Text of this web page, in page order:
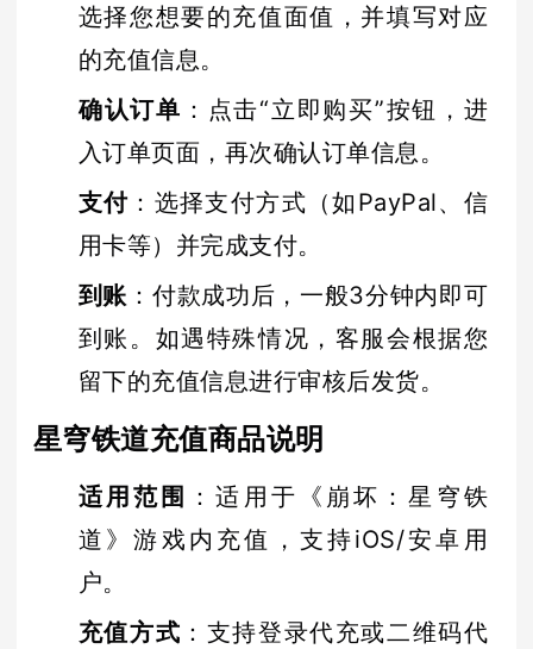
选择您想要的充值面值，并填写对应
的充值信息。
确认订单 ：点击“立即购买”按钮，进
入订单页面，再次确认订单信息。
支付 ：选择支付方式（如PayPal、信
用卡等）并完成支付。
到账 ：付款成功后，一般3分钟内即可
到账。如遇特殊情况，客服会根据您
留下的充值信息进行审核后发货。
星穹铁道充值商品说明
适用范围 ：适用于《崩坏：星穹铁
道》游戏内充值，支持iOS/安卓用
户。
充值方式 ：支持登录代充或二维码代